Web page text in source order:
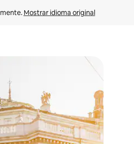
Mostrar idioma original